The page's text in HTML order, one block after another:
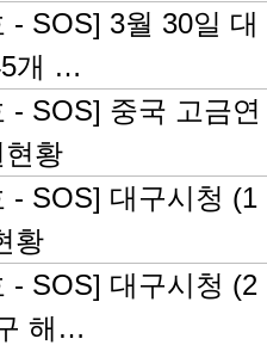
- SOS] 3월 30일 대
개 …
- SOS] 중국 고금연
황
- SOS] 대구시청 (1
황
- SOS] 대구시청 (2
해…